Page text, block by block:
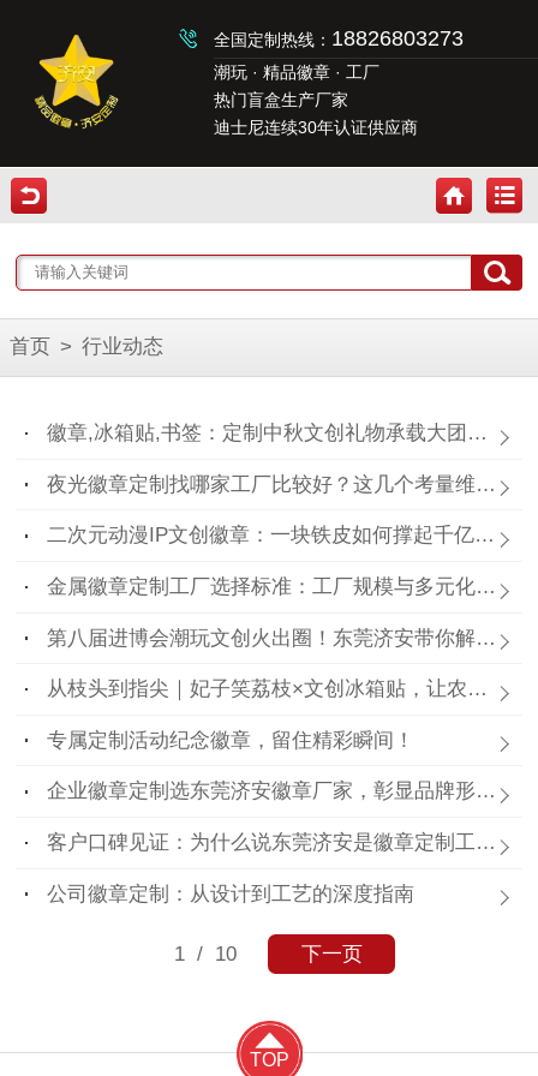
全国定制热线： 18826803273
潮玩 · 精品徽章 · 工厂
热门盲盒生产厂家
迪士尼连续30年认证供应商
首页 > 行业动态
徽章,冰箱贴,书签：定制中秋文创礼物承载大团圆！
夜光徽章定制找哪家工厂比较好？这几个考量维度要记住！
二次元动漫IP文创徽章：一块铁皮如何撑起千亿“谷子经济”？
金属徽章定制工厂选择标准：工厂规模与多元化需求
第八届进博会潮玩文创火出圈！东莞济安带你解锁徽章、盲盒、冰箱贴隐藏玩法
从枝头到指尖｜妃子笑荔枝×文创冰箱贴，让农产品潮出圈！
专属定制活动纪念徽章，留住精彩瞬间！
企业徽章定制选东莞济安徽章厂家，彰显品牌形象，提升团队凝聚力
客户口碑见证：为什么说东莞济安是徽章定制工厂里的“实力派”？
公司徽章定制：从设计到工艺的深度指南
1 / 10 下一页
TOP